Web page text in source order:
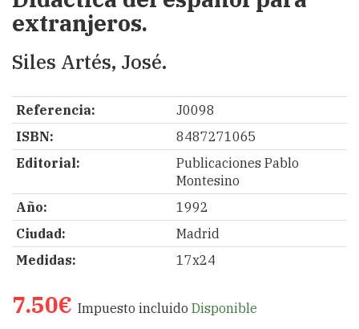
extranjeros.
Siles Artés, José.
Referencia:
J0098
ISBN:
8487271065
Editorial:
Publicaciones Pablo
Montesino
Año:
1992
Ciudad:
Madrid
Medidas:
17x24
7.50€ Impuesto incluido Disponible